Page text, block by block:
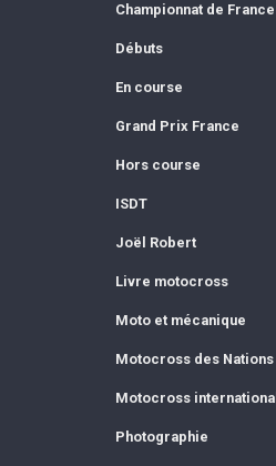
Championnat de France
Débuts
En course
Grand Prix France
Hors course
ISDT
Joël Robert
Livre motocross
Moto et mécanique
Motocross des Nations
Motocross international
Photographie